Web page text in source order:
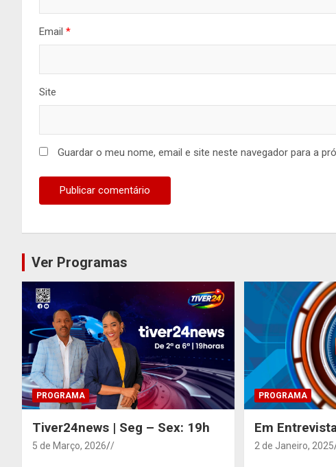
Email *
Site
Guardar o meu nome, email e site neste navegador para a
Ver Programas
PROGRAMA
Tiver24news | Seg – Sex: 19h
5 de Março, 2026 /
PROGRAMA
Em
2 de Janeiro, 2025